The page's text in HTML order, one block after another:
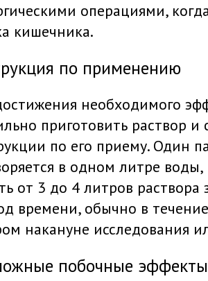
операциями,
кишечника.
по применению
необходимого
приготовить раствор и
по его приему. Один
в одном литре
от 3 до 4 литров
времени, обычно в
накануне исследования
побочные эффекты